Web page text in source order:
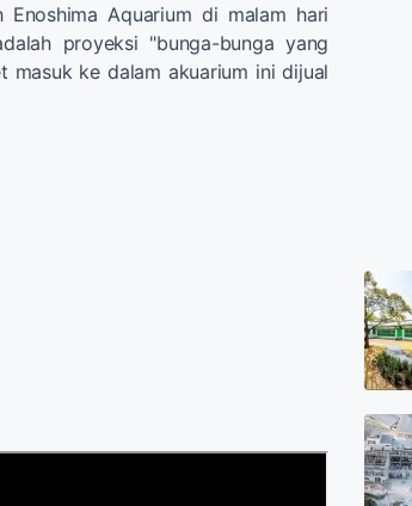
Aquarium di malam hari
proyeksi "bunga-bunga yang
masuk ke dalam akuarium ini dijual